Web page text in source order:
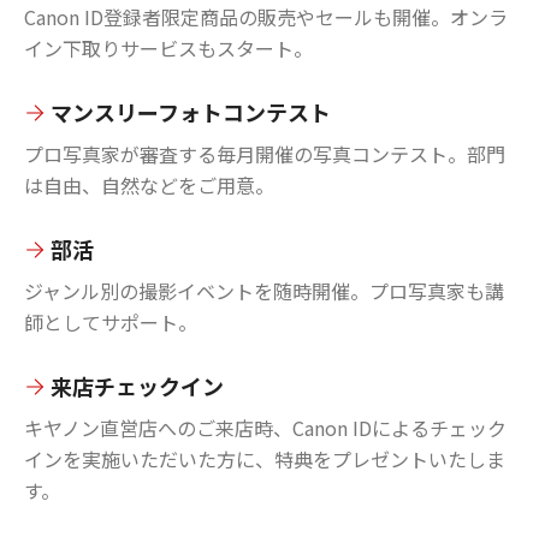
Canon ID登録者限定商品の販売やセールも開催。オンラ
イン下取りサービスもスタート。
マンスリーフォトコンテスト
プロ写真家が審査する毎月開催の写真コンテスト。部門
は自由、自然などをご用意。
部活
ジャンル別の撮影イベントを随時開催。プロ写真家も講
師としてサポート。
来店チェックイン
キヤノン直営店へのご来店時、Canon IDによるチェック
インを実施いただいた方に、特典をプレゼントいたしま
す。